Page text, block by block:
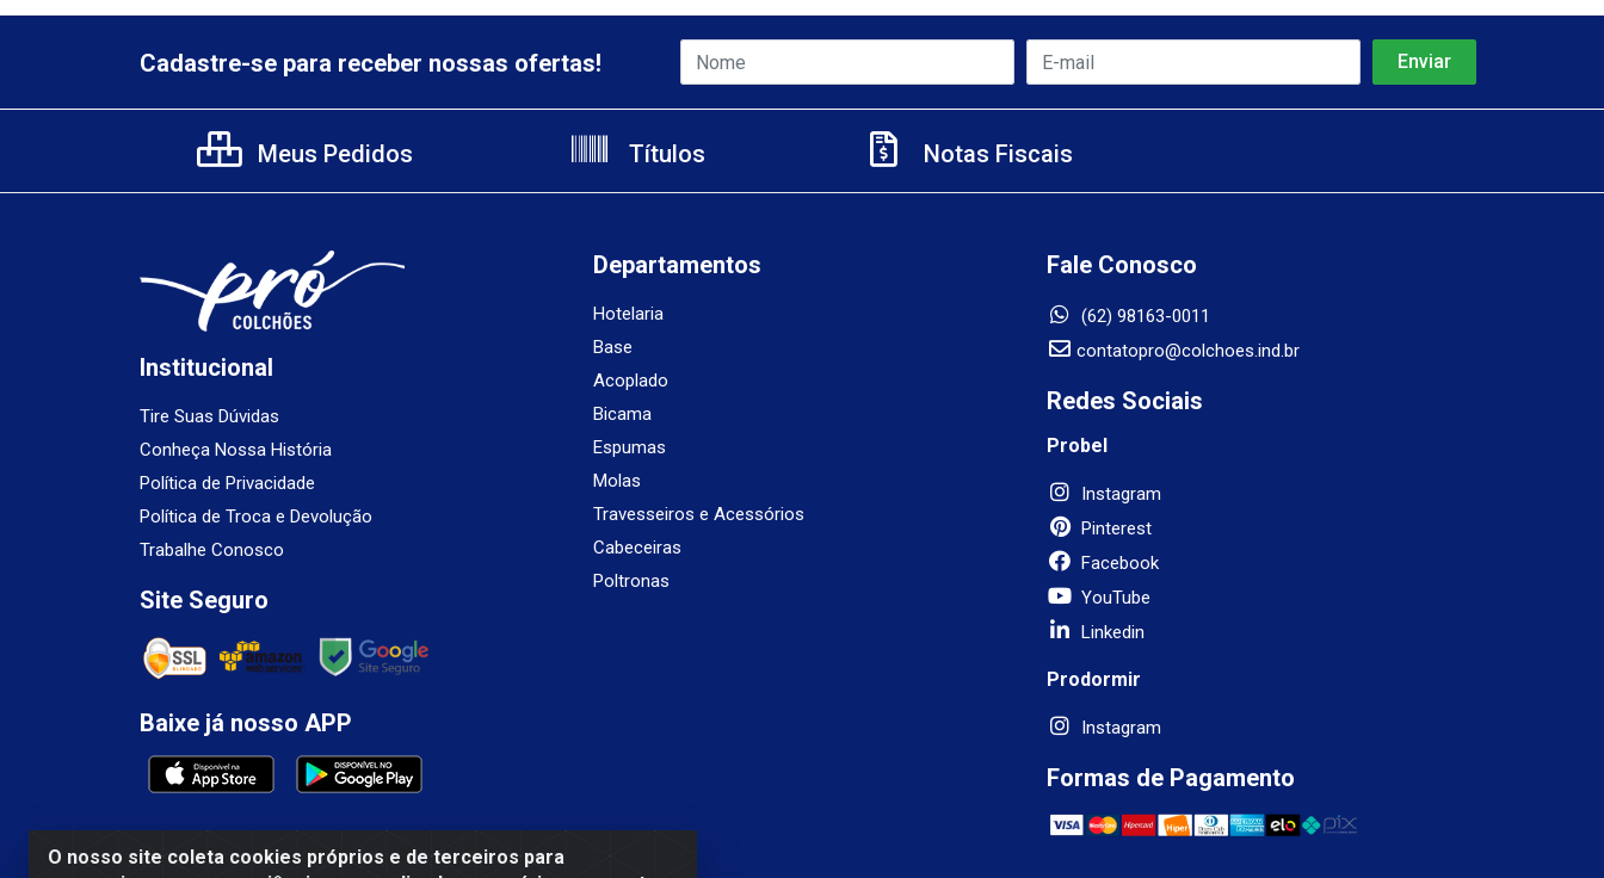
O nosso site coleta cookies próprios e de terceiros para
Cadastre-se para receber nossas ofertas!
Meus Pedidos Títulos Notas Fiscais
Institucional
Tire Suas Dúvidas
Conheça Nossa História
Política de Privacidade
Política de Troca e Devolução
Trabalhe Conosco
Site Seguro
Baixe já nosso APP
Departamentos
Hotelaria
Base
Acoplado
Bicama
Espumas
Molas
Travesseiros e Acessórios
Cabeceiras
Poltronas
Fale Conosco
(62) 98163-0011
contatopro@colchoes.ind.br
Redes Sociais
Probel
Instagram
Pinterest
Facebook
YouTube
Linkedin
Prodormir
Instagram
Formas de Pagamento